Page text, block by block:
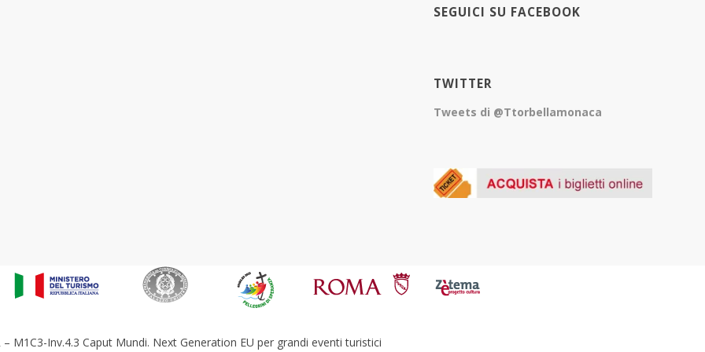
SEGUICI SU FACEBOOK
TWITTER
Tweets di @Ttorbellamonaca
– M1C3-Inv.4.3 Caput Mundi. Next Generation EU per grandi eventi turistici